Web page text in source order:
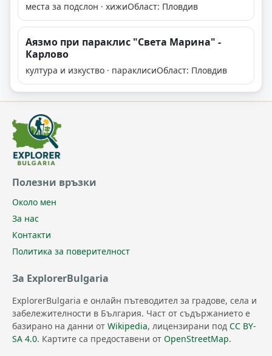
места за подслон · хижиОбласт: Пловдив
Аязмо при параклис "Света Марина" -
Карлово
култура и изкуство · параклисиОбласт: Пловдив
Полезни връзки
Около мен
За нас
Контакти
Политика за поверителност
За ExplorerBulgaria
ExplorerBulgaria е онлайн пътеводител за градове, села и
забележителности в България. Част от съдържанието е
базирано на данни от Wikipedia, лицензирани под CC BY-
SA 4.0. Картите са предоставени от OpenStreetMap.